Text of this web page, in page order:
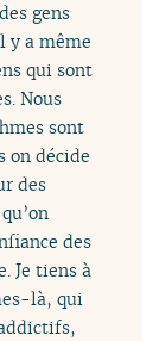
gens
y a même
qui sont
Nous
sont
on décide
des
des
Je tiens à
là, qui